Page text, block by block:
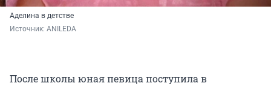
Аделина в детстве
Источник: ANILEDA
После школы юная певица поступила в